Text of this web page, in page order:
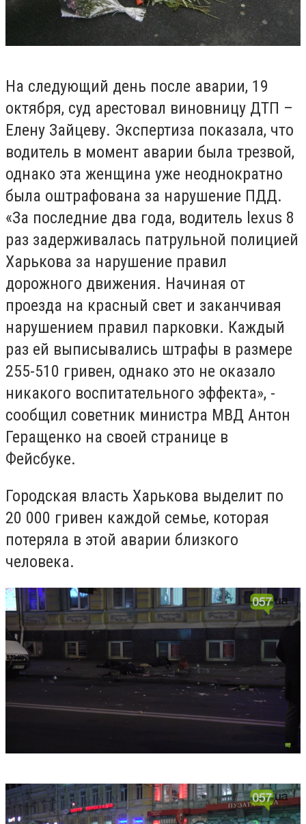
На следующий день после аварии, 19
октября, суд арестовал виновницу ДТП –
Елену Зайцеву. Экспертиза показала, что
водитель в момент аварии была трезвой,
однако эта женщина уже неоднократно
была оштрафована за нарушение ПДД.
«За последние два года, водитель lexus 8
раз задерживалась патрульной полицией
Харькова за нарушение правил
дорожного движения. Начиная от
проезда на красный свет и заканчивая
нарушением правил парковки. Каждый
раз ей выписывались штрафы в размере
255-510 гривен, однако это не оказало
никакого воспитательного эффекта», -
сообщил советник министра МВД Антон
Геращенко на своей странице в
Фейсбуке.
Городская власть Харькова выделит по
20 000 гривен каждой семье, которая
потеряла в этой аварии близкого
человека.